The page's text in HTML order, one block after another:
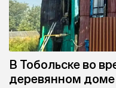
В Тобольске во
деревянном доме